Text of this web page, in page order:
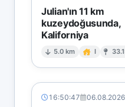
Julian'ın 11 km
kuzeydoğusunda,
Kaliforniya
5.0 km I
16:50:47 06.08.2026